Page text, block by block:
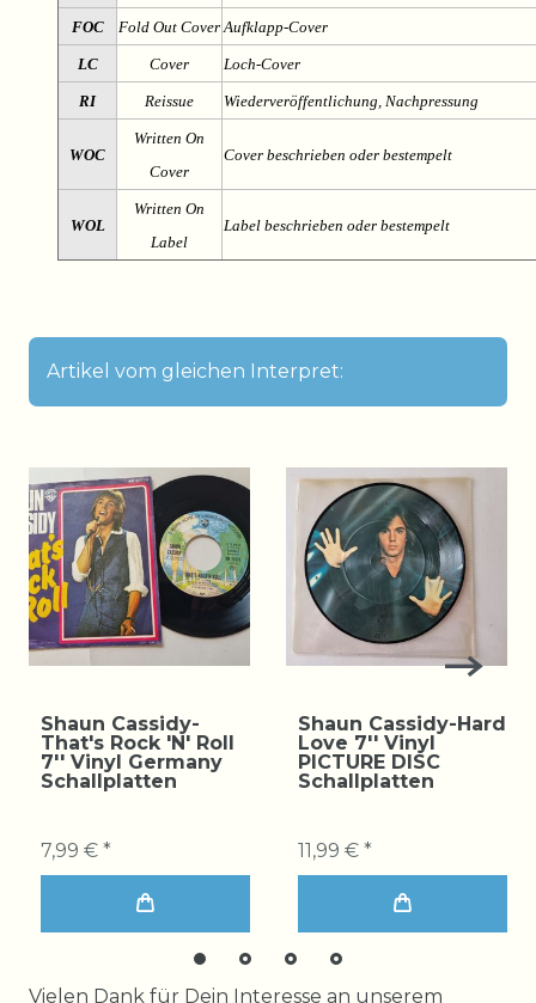
FOC Fold Out Cover Aufklapp-Cover
LC Cover Loch-Cover
RI Reissue Wiederveröffentlichung, Nachpressung
WOC
Written On
Cover
Cover beschrieben oder bestempelt
WOL
Written On
Label
Label beschrieben oder bestempelt
Artikel vom gleichen Interpret:
Shaun Cassidy-
That's Rock 'N' Roll
7'' Vinyl Germany
Schallplatten
7,99 € *
Shaun Cassidy-Hard
Love 7'' Vinyl
PICTURE DISC
Schallplatten
11,99 € *
Vielen Dank für Dein Interesse an unserem
Ceres::Template.mailFormHoneypotLabel